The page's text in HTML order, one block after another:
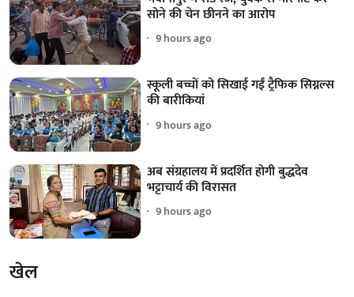
सोने की चेन छीनने का आरोप
9 hours ago
स्कूली बच्चों को सिखाई गईं ट्रैफिक सिग्नल्स
की बारीकियां
9 hours ago
अब संग्रहालय में प्रदर्शित होगी बुद्धदेव
भट्टाचार्य की विरासत
9 hours ago
खेल